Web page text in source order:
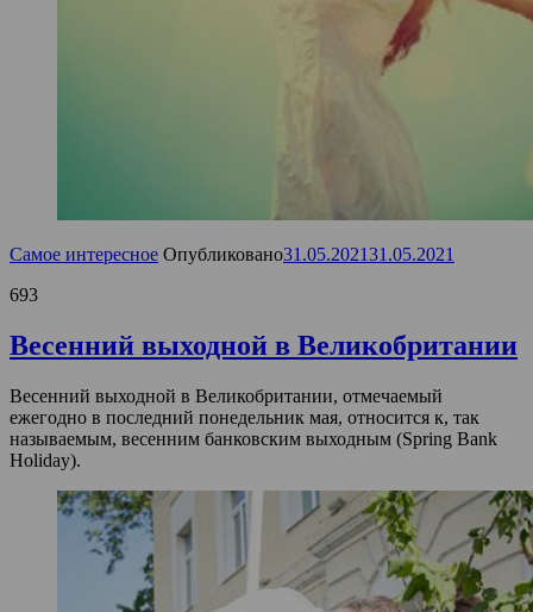
Самое интересное Опубликовано31.05.202131.05.2021
693
Весенний выходной в Великобритании
Весенний выходной в Великобритании, отмечаемый
ежегодно в последний понедельник мая, относится к, так
называемым, весенним банковским выходным (Spring Bank
Holiday).